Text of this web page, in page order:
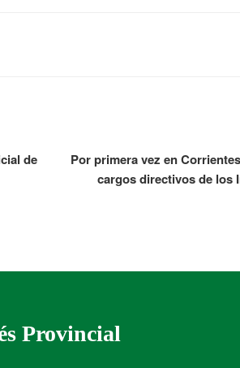
de
Por primera vez en
cargos directivos de los
Provincial